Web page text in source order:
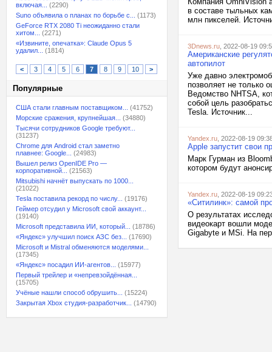
включая...
(2290)
Suno объявила о планах по борьбе с...
(1173)
GeForce RTX 2080 Ti неожиданно стали
хитом...
(2271)
«Извините, опечатка»: Claude Opus 5
удалил...
(1814)
< 3 4 5 6 7 8 9 10 >
Популярные
США стали главным поставщиком...
(41752)
Морские сражения, крупнейшая...
(34880)
Тысячи сотрудников Google требуют...
(31237)
Chrome для Android стал заметно
плавнее: Google...
(24983)
Вышел релиз OpenIDE Pro —
корпоративной...
(21563)
Mitsubishi начнёт выпускать по 1000...
(21022)
Tesla поставила рекорд по числу...
(19176)
Геймер отсудил у Microsoft свой аккаунт...
(19140)
Microsoft представила ИИ, который...
(18786)
«Яндекс» улучшил поиск АЗС без...
(17690)
Microsoft и Mistral обменяются моделями...
(17345)
«Яндекс» посадил ИИ-агентов...
(15977)
Первый трейлер и «непревзойдённая...
(15705)
Учёные нашли способ обрушить...
(15224)
Закрытая Xbox студия-разработчик...
(14790)
в составе тыльных
млн пикселей.
3Dnews.ru , 2022-08-19
Американские
автопилот
Уже давно
позволяет не только
Ведомство NHTSA,
собой цель
Tesla. Источник...
Yandex.ru , 2022-08-19
Apple запустит свои
Марк Гурман из
котором будут
Yandex.ru , 2022-08-19
«Ситилинк»: самой
О результатах
видеокарт вошли
Gigabyte и MSi. На